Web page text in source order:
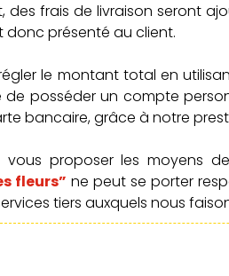
des frais de livraison seront
donc présenté au client.
le montant total en
de posséder un compte
bancaire, grâce à notre
vous proposer les moyens
fleurs” ne peut se porter
tiers auxquels nous